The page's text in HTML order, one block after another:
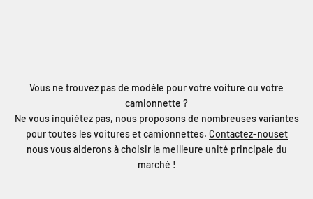
Vous ne trouvez pas de modèle pour votre voiture ou votre
camionnette ?
Ne vous inquiétez pas, nous proposons de nombreuses variantes
pour toutes les voitures et camionnettes. Contactez-nouset
nous vous aiderons à choisir la meilleure unité principale du
marché !